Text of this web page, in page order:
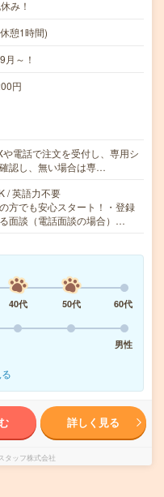
み！
憩1時間)
～！
円
電話で注文を受付し、専用シ
認し、無い場合は専…
/ 英語力不要
方でも安心スタート！・登録
面談（電話面談の場合）…
40代 50代
60代
男性
詳しく見る
タッフ株式会社